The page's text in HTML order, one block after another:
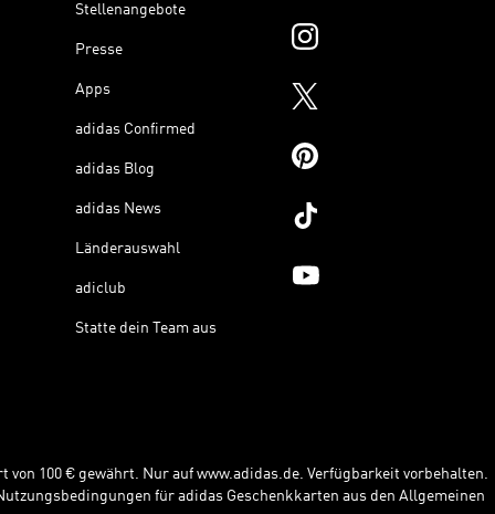
Stellenangebote
Presse
Apps
adidas Confirmed
adidas Blog
adidas News
Länderauswahl
adiclub
Statte dein Team aus
100 € gewährt. Nur auf www.adidas.de. Verfügbarkeit vorbehalten.
für adidas Geschenkkarten aus den Allgemeinen